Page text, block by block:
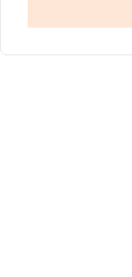
Valenciana.